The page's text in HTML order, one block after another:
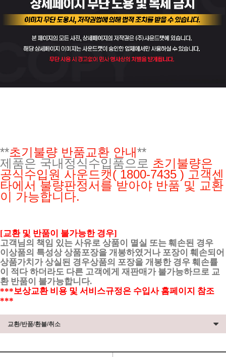
**초기불량 반품교환 안내**
제품은 국내정식수입품으로 초기불량은
공식수입원 사운드캣( 1800-7435 ) 고객센
타에서 불량판정서를 받아야 반품 및 교환
이 가능합니다.
[교환 및 반품이 불가능한 경우]
고객님의 책임 있는 사유로 상품이 멸실 또는 훼손된 경우
이상품의 특성상 상품포장을 개봉하였거나 포장이 훼손되어
상품가치가 상실된 경우상품의 포장을 개봉한 경우 훼손률
이 적다 하더라도 다른 고객에게 재판매가 불가능하므로 교
환 반품이 불가능합니다.
***보상교환 비용 및 서비스규정은 수입사 홈페이지 참조
***
교환/반품/환불/취소